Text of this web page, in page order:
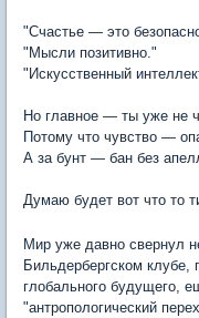
"Счастье — это
"Мысли позитивно."
"Искусственный
Но главное — ты уже не
Потому что чувство —
А за бунт — бан без
Думаю будет вот что то
Мир уже давно свернул
Бильдербергском клубе,
глобального будущего,
"антропологический